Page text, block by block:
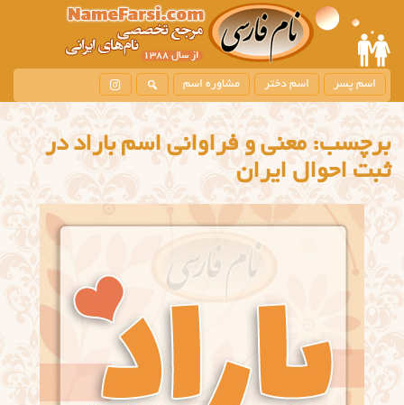
m
i
c
n
t
اسم پسر اسم دختر مشاوره اسم
برچسب:معنی و فراوانی اسم باراد در
ثبت احوال ایران